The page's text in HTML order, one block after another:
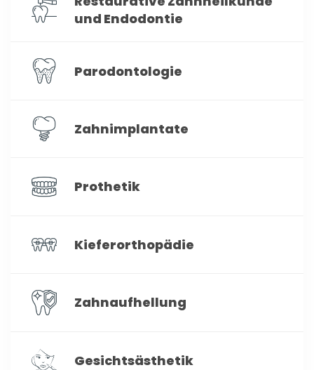
und Endodontie
Parodontologie
Zahnimplantate
Prothetik
Kieferorthopädie
Zahnaufhellung
Gesichtsästhetik